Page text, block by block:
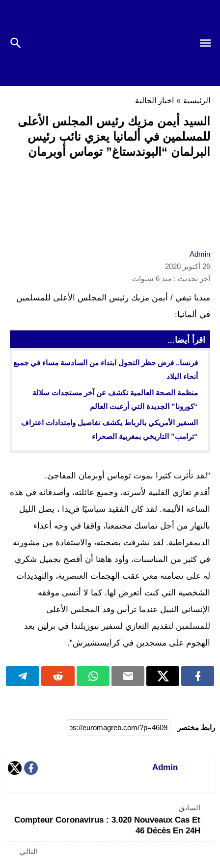
الرئيسية » اخبار الجالية
السيد أيمن مزيك رئيس المجلس الأعلى
للمسلمين في ألمانيا يعزي نائب رئيس
البرلمان “البوندستاغ” توماس أوبرمان
Admin
26 أكتوبر 2020
آخر تحديث : منذ 6 سنوات
ميديا تيفي / أيمن مزيك رئيس المجلس الأعلى للمسلمين
في ألمانيا:
اقرأ أيضا...
فرنسا.. فرض حظر التجول ابتداء من السادسة مساء في جميع
أنحاء البلاد
منظمة الصحة العالمية تكشف عن آخر مستجدات سلالة
“كورونا” الجديدة التي أرعبت العالم
السفير الأمريكي بالرباط يكشف تفاصيل وامتدادات اعتراف
“ترامب” التاريخي بمغربية الصحراء
“لقد تأثرت كثيرا بموت توماس أوبرمان المفاجئ.
أقدم تعازي القلبية لأسرته، وجميع عائلته، وأصدقائه في هذه
الساعة الأليمة. لقد كان الفقيد سياسيًا فريدا ، يصل الليل
بالنهار من أجل تماسك مجتمعنا، واقفا في وجه أعداء
الديمقراطية. لقد تشرفت بصحبته، والاستفادة من مشورته
في كثير من المناسبات، وأود هاهنا أن أفصح بجميل شكري
له على تضامنه معي عقب الهجمات العنصرية، والتهديدات
الشخصية التي كنت أتعرض لها. كما لا أنسى موقفه
الإنساني النبيل عندما ترأس وفد المجلس الأعلى
للمسلمين لتقديم التعازي لسفير نيوزيلندا في برلين بعد
الهجوم على مسجدين في كرايستشيرش”.
رابط مختصر
Admin
السابق
Compteur Coronavirus : 3.020 Nouveaux Cas Et
46 Décès En 24H
التالي